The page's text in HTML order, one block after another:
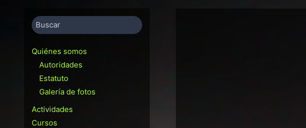
Search
Quiénes somos
Autoridades
Estatuto
Galería de fotos
Actividades
Cursos